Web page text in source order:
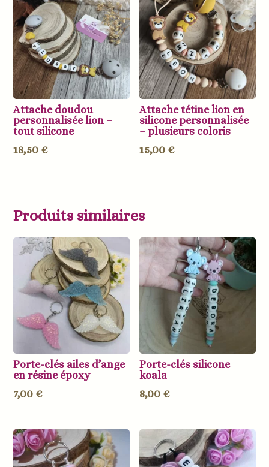
Attache doudou
personnalisée lion –
tout silicone
18,50 €
Attache tétine lion en
silicone personnalisée
– plusieurs coloris
15,00 €
Produits similaires
Porte-clés ailes d’ange
en résine époxy
7,00 €
Porte-clés silicone
koala
8,00 €